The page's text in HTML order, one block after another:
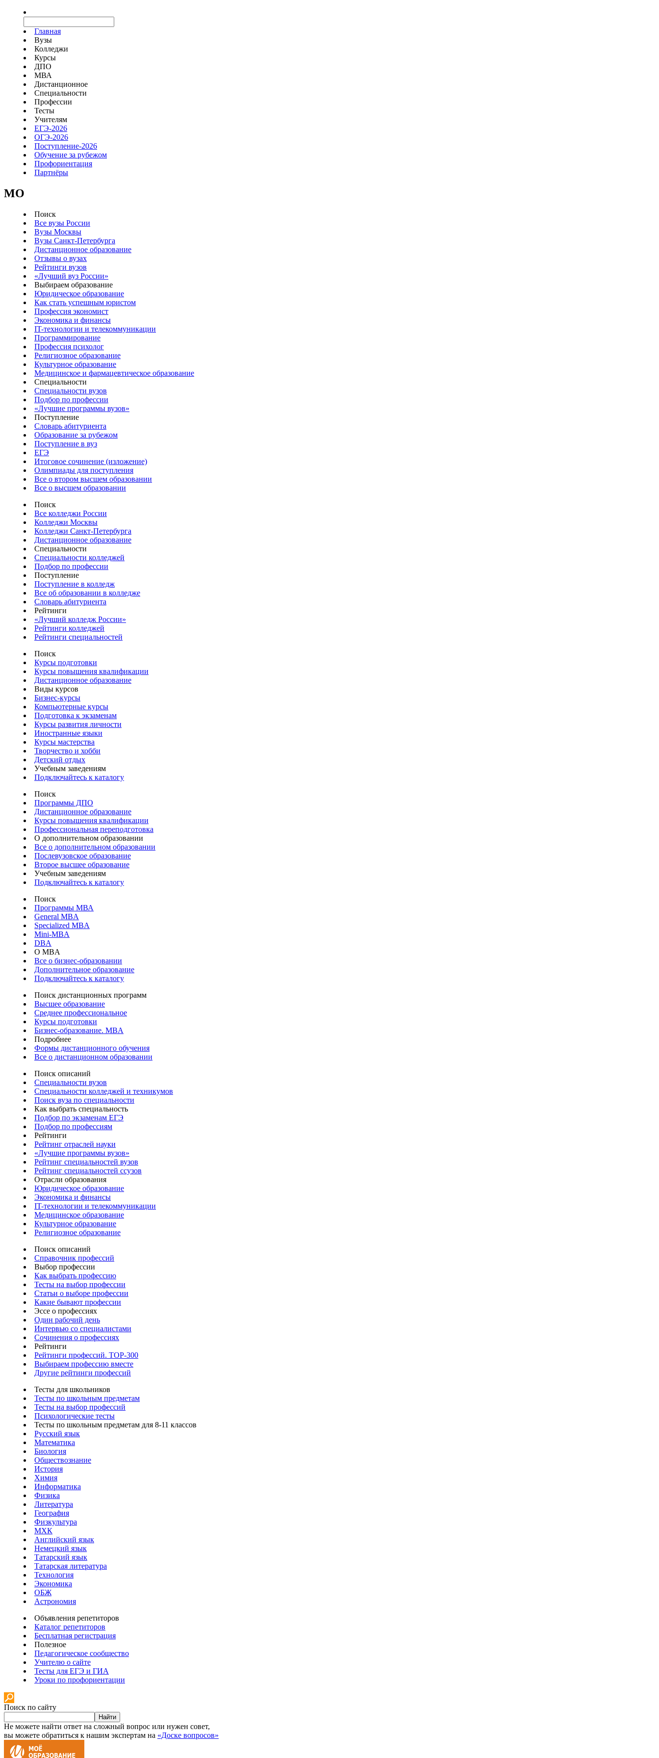
Главная
Вузы
Колледжи
Курсы
ДПО
МВА
Дистанционное
Специальности
Профессии
Тесты
Учителям
ЕГЭ-2026
ОГЭ-2026
Поступление-2026
Обучение за рубежом
Профориентация
Партнёры
MO
Поиск
Все вузы России
Вузы Москвы
Вузы Санкт-Петербурга
Дистанционное образование
Отзывы о вузах
Рейтинги вузов
«Лучший вуз России»
Выбираем образование
Юридическое образование
Как стать успешным юристом
Профессия экономист
Экономика и финансы
IT-технологии и телекоммуникации
Программирование
Профессия психолог
Религиозное образование
Культурное образование
Медицинское и фармацевтическое образование
Специальности
Специальности вузов
Подбор по профессии
«Лучшие программы вузов»
Поступление
Словарь абитуриента
Образование за рубежом
Поступление в вуз
ЕГЭ
Итоговое сочинение (изложение)
Олимпиады для поступления
Все о втором высшем образовании
Все о высшем образовании
Поиск
Все колледжи России
Колледжи Москвы
Колледжи Санкт-Петербурга
Дистанционное образование
Специальности
Специальности колледжей
Подбор по профессии
Поступление
Поступление в колледж
Все об образовании в колледже
Словарь абитуриента
Рейтинги
«Лучший колледж России»
Рейтинги колледжей
Рейтинги специальностей
Поиск
Курсы подготовки
Курсы повышения квалификации
Дистанционное образование
Виды курсов
Бизнес-курсы
Компьютерные курсы
Подготовка к экзаменам
Курсы развития личности
Иностранные языки
Курсы мастерства
Творчество и хобби
Детский отдых
Учебным заведениям
Подключайтесь к каталогу
Поиск
Программы ДПО
Дистанционное образование
Курсы повышения квалификации
Профессиональная переподготовка
О дополнительном образовании
Все о дополнительном образовании
Послевузовское образование
Второе высшее образование
Учебным заведениям
Подключайтесь к каталогу
Поиск
Программы МВА
General MBA
Specialized MBA
Mini-MBA
DBA
О MBA
Все о бизнес-образовании
Дополнительное образование
Подключайтесь к каталогу
Поиск дистанционных программ
Высшее образование
Среднее профессиональное
Курсы подготовки
Бизнес-образование. MBA
Подробнее
Формы дистанционного обучения
Все о дистанционном образовании
Поиск описаний
Специальности вузов
Специальности колледжей и техникумов
Поиск вуза по специальности
Как выбрать специальность
Подбор по экзаменам ЕГЭ
Подбор по профессиям
Рейтинги
Рейтинг отраслей науки
«Лучшие программы вузов»
Рейтинг специальностей вузов
Рейтинг специальностей ссузов
Отрасли образования
Юридическое образование
Экономика и финансы
IT-технологии и телекоммуникации
Медицинское образование
Культурное образование
Религиозное образование
Поиск описаний
Справочник профессий
Выбор профессии
Как выбрать профессию
Тесты на выбор профессии
Статьи о выборе профессии
Какие бывают профессии
Эссе о профессиях
Один рабочий день
Интервью со специалистами
Сочинения о профессиях
Рейтинги
Рейтинги профессий. TOP-300
Выбираем профессию вместе
Другие рейтинги профессий
Тесты для школьников
Тесты по школьным предметам
Тесты на выбор профессий
Психологические тесты
Тесты по школьным предметам для 8-11 классов
Русский язык
Математика
Биология
Обществознание
История
Химия
Информатика
Физика
Литература
География
Физкультура
МХК
Английский язык
Немецкий язык
Татарский язык
Татарская литература
Технология
Экономика
ОБЖ
Астрономия
Объявления репетиторов
Каталог репетиторов
Бесплатная регистрация
Полезное
Педагогическое сообщество
Учителю о сайте
Тесты для ЕГЭ и ГИА
Уроки по профориентации
Поиск по сайту
Найти
Не можете найти ответ на сложный вопрос или нужен совет,
вы можете обратиться к нашим экспертам на «Доске вопросов»